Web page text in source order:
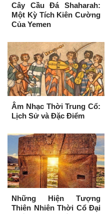
Cây Cầu Đá Shaharah:
Một Kỳ Tích Kiên Cường
Của Yemen
Âm Nhạc Thời Trung Cổ:
Lịch Sử và Đặc Điểm
Những Hiện Tượng
Thiên Nhiên Thời Cổ Đại